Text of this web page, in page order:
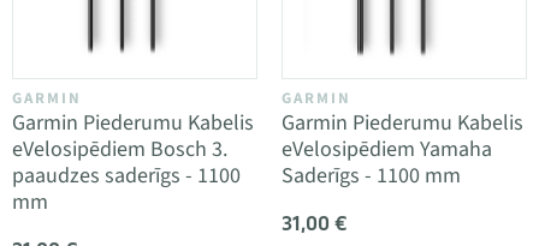
GARMIN
Garmin Piederumu Kabelis
eVelosipēdiem Bosch 3.
paaudzes saderīgs - 1100
mm
GARMIN
Garmin Piederumu Kabelis
eVelosipēdiem Yamaha
Saderīgs - 1100 mm
31,00 €